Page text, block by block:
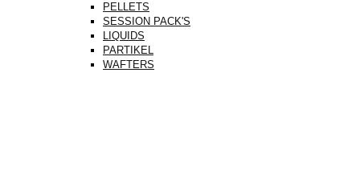
PELLETS
SESSION PACK'S
LIQUIDS
PARTIKEL
WAFTERS